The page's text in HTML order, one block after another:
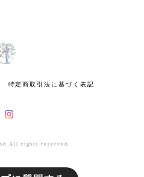
特定商取引法に基づく表記
All rights reserved.